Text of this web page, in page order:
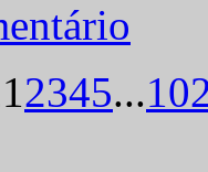
12345...10